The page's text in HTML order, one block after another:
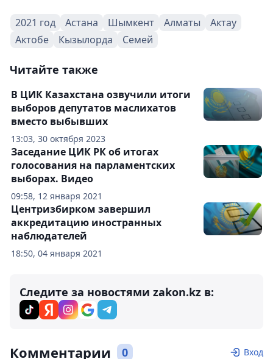
2021 год Астана Шымкент Алматы
Актау
Актобе
Кызылорда Семей
Читайте также
13:03, 30 октября 2023
В ЦИК Казахстана озвучили итоги
выборов депутатов маслихатов
вместо выбывших
09:58, 12 января 2021
Заседание ЦИК РК об итогах
голосования на парламентских
выборах. Видео
18:50, 04 января 2021
Центризбирком завершил
аккредитацию иностранных
наблюдателей
Следите за новостями zakon.kz в:
Комментарии 0 Вход